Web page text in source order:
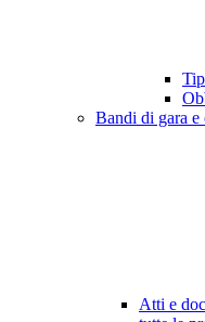
Bandi di gara e
Atti e